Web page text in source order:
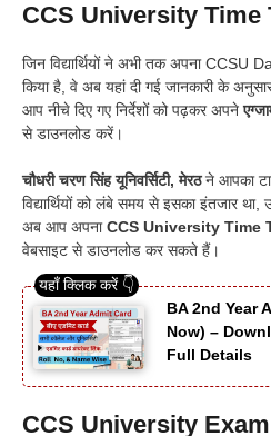
CCS University Time
जिन विद्यार्थियों ने अभी तक अपना CCSU
किया है, वे अब यहां दी गई जानकारी के
आप नीचे दिए गए निर्देशों को पढ़कर अपने
से डाउनलोड करें।
चौधरी चरण सिंह यूनिवर्सिटी, मेरठने आपका
विद्यार्थियों को लंबे समय से इसका इंतजार
अब आप अपनाCCS University Time
वेबसाइट से डाउनलोड कर सकते हैं।
BA 2nd Year
Now) –
Full Details
CCS University